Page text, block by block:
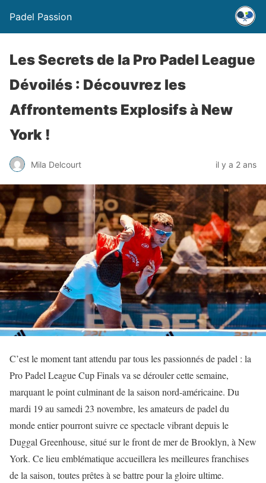
Padel Passion
Les Secrets de la Pro Padel League
Dévoilés : Découvrez les
Affrontements Explosifs à New
York !
Mila Delcourt il y a 2 ans
C’est le moment tant attendu par tous les passionnés de padel : la
Pro Padel League Cup Finals va se dérouler cette semaine,
marquant le point culminant de la saison nord-américaine. Du
mardi 19 au samedi 23 novembre, les amateurs de padel du
monde entier pourront suivre ce spectacle vibrant depuis le
Duggal Greenhouse, situé sur le front de mer de Brooklyn, à New
York. Ce lieu emblématique accueillera les meilleures franchises
de la saison, toutes prêtes à se battre pour la gloire ultime.